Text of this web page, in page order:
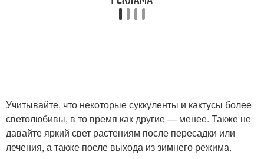
Учитывайте, что некоторые суккуленты и кактусы более
светолюбивы, в то время как другие — менее. Также не
давайте яркий свет растениям после пересадки или
лечения, а также после выхода из зимнего режима.